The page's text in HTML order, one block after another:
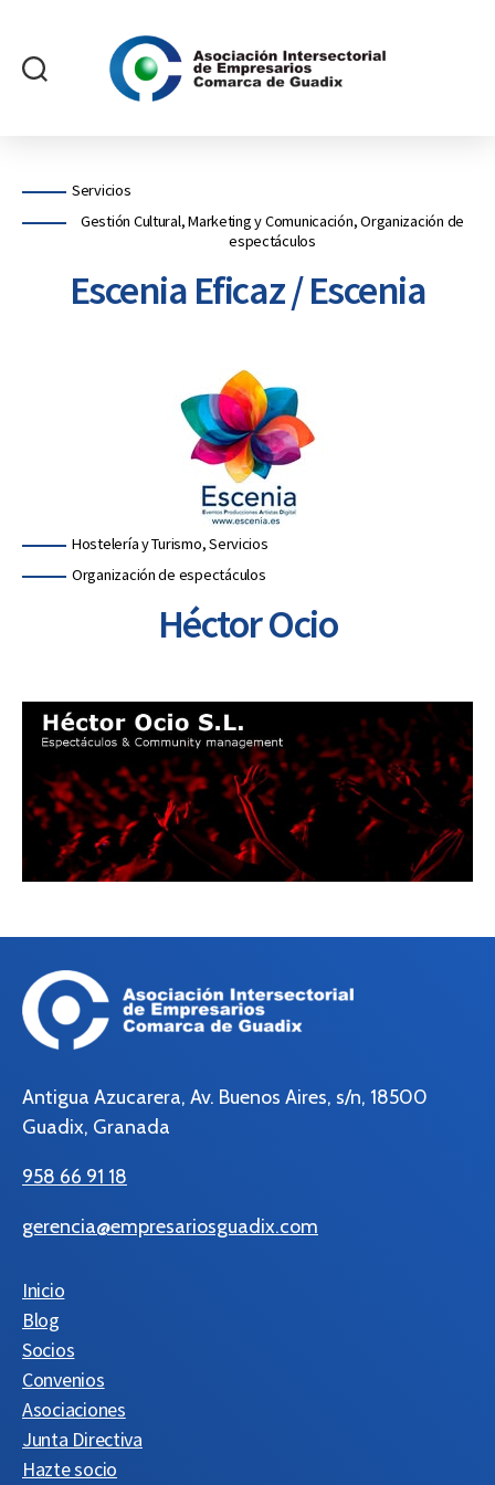
de
Guadix
Servicios
Gestión Cultural, Marketing y Comunicación, Organización de
espectáculos
Escenia Eficaz / Escenia
Categorías
Hostelería y Turismo, Servicios
Organización de espectáculos
Héctor Ocio
Antigua Azucarera, Av. Buenos Aires, s/n, 18500
Guadix, Granada
958 66 91 18
gerencia@empresariosguadix.com
Inicio
Blog
Socios
Convenios
Asociaciones
Junta Directiva
Hazte socio